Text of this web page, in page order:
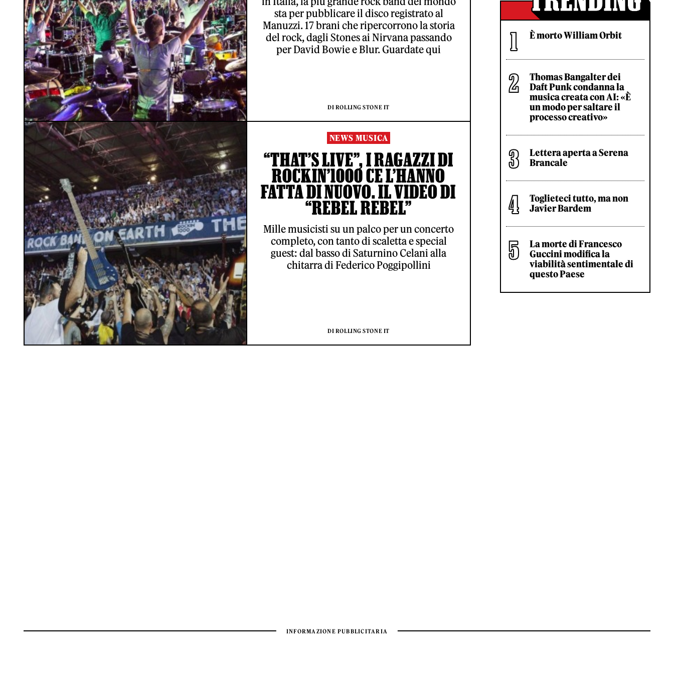
sta per pubblicare il disco registrato al
Manuzzi. 17 brani che ripercorrono la storia
del rock, dagli Stones ai Nirvana passando
per David Bowie e Blur. Guardate qui
DI ROLLING STONE IT
NEWS MUSICA
“THAT’S LIVE”, I RAGAZZI DI
ROCKIN’1000 CE L’HANNO
FATTA DI NUOVO. IL VIDEO DI
“REBEL REBEL”
Mille musicisti su un palco per un concerto
completo, con tanto di scaletta e special
guest: dal basso di Saturnino Celani alla
chitarra di Federico Poggipollini
DI ROLLING STONE IT
È morto William Orbit
Thomas Bangalter dei
Daft Punk condanna la
musica creata con AI: «È
un modo per saltare il
processo creativo»
Lettera aperta a Serena
Brancale
Toglieteci tutto, ma non
Javier Bardem
La morte di Francesco
Guccini modifica la
viabilità sentimentale di
questo Paese